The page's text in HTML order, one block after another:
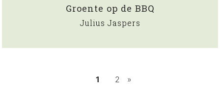
Groente op de BBQ
Julius Jaspers
1 2 »